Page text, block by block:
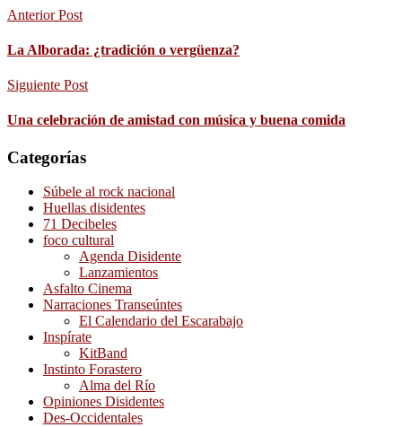
Anterior Post
La Alborada: ¿tradición o vergüenza?
Siguiente Post
Una celebración de amistad con música y buena comida
Categorías
Súbele al rock nacional
Huellas disidentes
71 Decibeles
foco cultural
Agenda Disidente
Lanzamientos
Asfalto Cinema
Narraciones Transeúntes
El Calendario del Escarabajo
Inspírate
KitBand
Instinto Forastero
Alma del Río
Opiniones Disidentes
Des-Occidentales